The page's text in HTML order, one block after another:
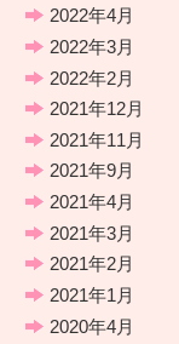
2022年4月
2022年3月
2022年2月
2021年12月
2021年11月
2021年9月
2021年4月
2021年3月
2021年2月
2021年1月
2020年4月